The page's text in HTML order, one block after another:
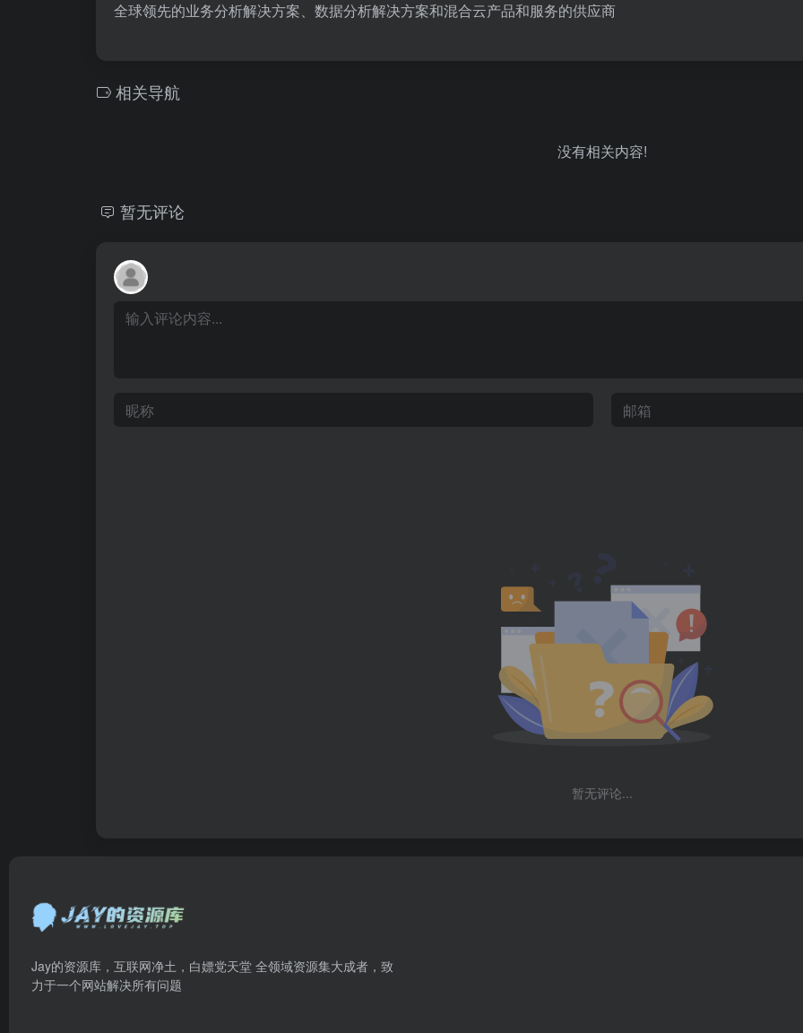
全球领先的业务分析解决方案、数据分析解决方案和混合云产品和服务的供应商
相关导航
没有相关内容!
暂无评论
暂无评论...
Jay的资源库，互联网净土，白嫖党天堂 全领域资源集大成者，致
力于一个网站解决所有问题